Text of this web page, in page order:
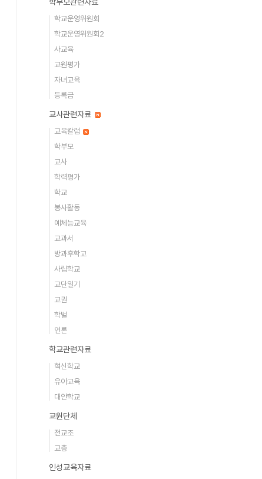
학교운영위원회
학교운영위원회2
사교육
교원평가
자녀교육
등록금
교사관련자료
교육칼럼
학부모
교사
학력평가
학교
봉사활동
예체능교육
교과서
방과후학교
사립학교
교단일기
교권
학벌
언론
학교관련자료
혁신학교
유아교육
대안학교
교원단체
전교조
교총
인성교육자료